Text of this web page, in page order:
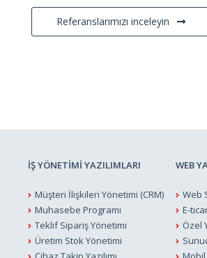
Referanslarımızı inceleyin
İŞ YÖNETİMİ YAZILIMLARI
Müşteri İlişkileri Yönetimi (CRM)
Muhasebe Programı
Teklif Sipariş Yönetimi
Üretim Stok Yönetimi
WEB
Web
E-
Özel